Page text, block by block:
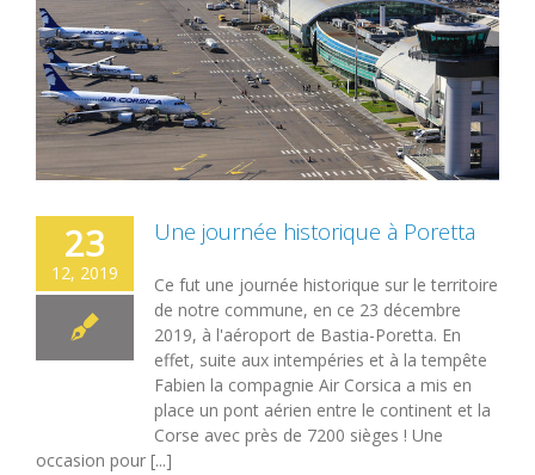
23
12, 2019
Une journée historique à Poretta
Ce fut une journée historique sur le territoire
de notre commune, en ce 23 décembre
2019, à l'aéroport de Bastia-Poretta. En
effet, suite aux intempéries et à la tempête
Fabien la compagnie Air Corsica a mis en
place un pont aérien entre le continent et la
Corse avec près de 7200 sièges ! Une
occasion pour [...]